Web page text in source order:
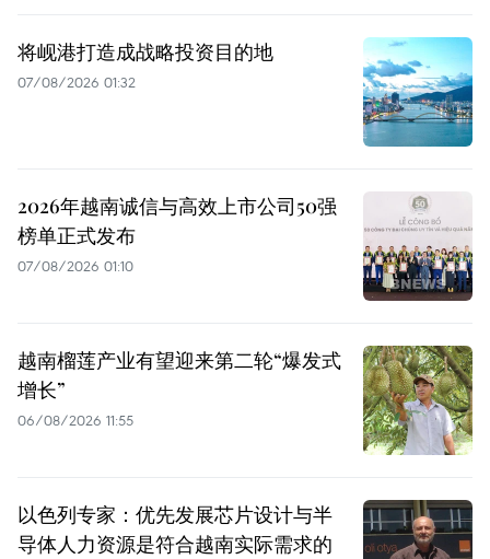
将岘港打造成战略投资目的地
07/08/2026 01:32
2026年越南诚信与高效上市公司50强
榜单正式发布
07/08/2026 01:10
越南榴莲产业有望迎来第二轮“爆发式
增长”
06/08/2026 11:55
以色列专家：优先发展芯片设计与半
导体人力资源是符合越南实际需求的